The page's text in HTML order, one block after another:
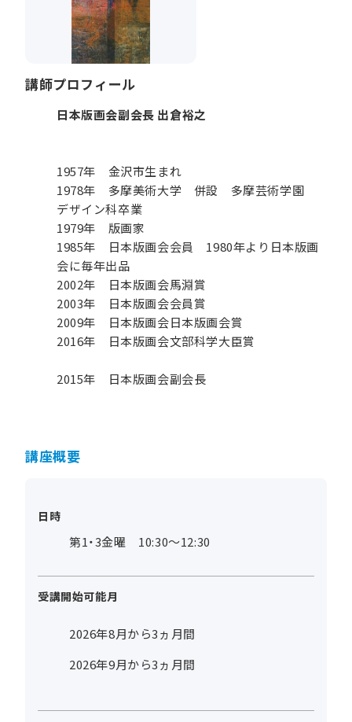
講師プロフィール
日本版画会副会長 出倉裕之
1957年 金沢市生まれ
1978年 多摩美術大学 併設 多摩芸術学園
デザイン科卒業
1979年 版画家
1985年 日本版画会会員 1980年より日本版画
会に毎年出品
2002年 日本版画会馬淵賞
2003年 日本版画会会員賞
2009年 日本版画会日本版画会賞
2016年 日本版画会文部科学大臣賞
2015年 日本版画会副会長
講座概要
日時
第1・3金曜 10:30～12:30
受講開始可能月
2026年8月から3ヵ月間
2026年9月から3ヵ月間